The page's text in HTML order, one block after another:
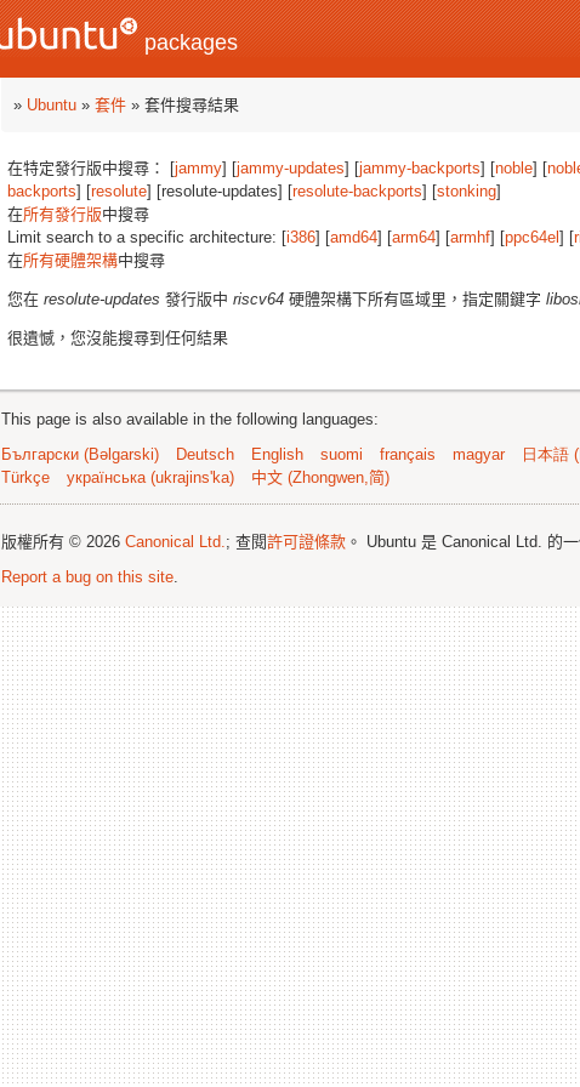
packages
» Ubuntu » 套件 » 套件搜尋結果
在特定發行版中搜尋： [jammy] [jammy-updates] [jammy-backports] [noble] [
backports] [resolute] [resolute-updates] [resolute-backports] [stonking]
在所有發行版中搜尋
Limit search to a specific architecture: [i386] [amd64] [arm64] [armhf] [ppc64el ] [
在所有硬體架構中搜尋
您在 resolute-updates 發行版中 riscv64 硬體架構下所有區域里，指定關鍵字
很遺憾，您沒能搜尋到任何結果
This page is also available in the following languages:
Български (Bəlgarski)
Deutsch English suomi français magyar 日本語
Türkçe
українська (ukrajins'ka) 中文 (Zhongwen,简)
版權所有 © 2026 Canonical Ltd.; 查閱許可證條款 。 Ubuntu 是 Canonical Ltd. 的一
Report a bug on this site.